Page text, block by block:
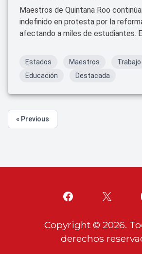
Maestros de Quintana Roo
indefinido en protesta por la
afectando a miles de estudiantes.
Estados Maestros
Trabajo
Educación
Destacada
« Previous
Copyright © 2026.
derechos